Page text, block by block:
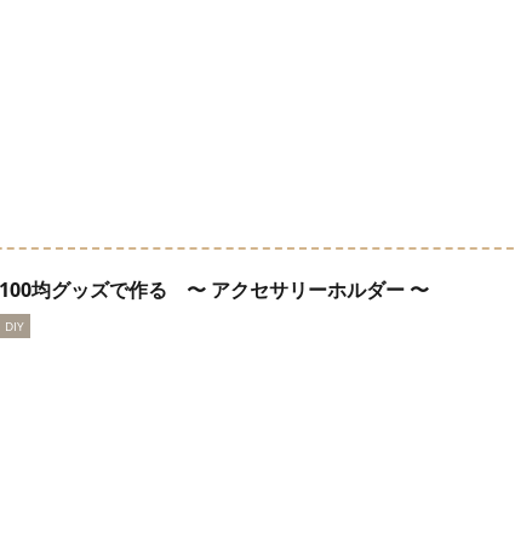
100均グッズで作る 〜 アクセサリーホルダー 〜
DIY